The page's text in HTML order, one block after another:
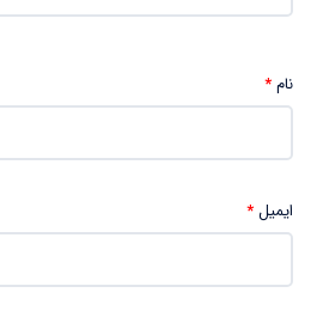
نام*
ایمیل*